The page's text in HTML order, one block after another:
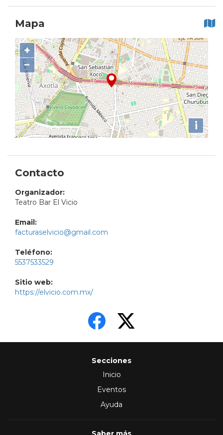
Mapa
+
−
i
Contacto
Organizador:
Teatro Bar El Vicio
Email:
facturaselvicio@gmail.com
Teléfono:
5537533529
Sitio web:
https://elvicio.com.mx/
Secciones
Inicio
Eventos
Ayuda